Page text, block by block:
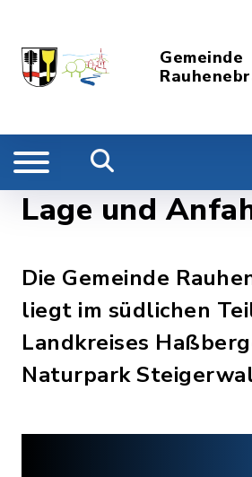
Gemeinde
Lage und
Die Gemeinde
liegt im südlichen
Landkreises
Naturpark